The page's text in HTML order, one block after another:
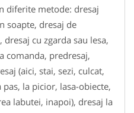
diferite metode: dresaj
soapte, dresaj de
cu zgarda sau lesa,
comanda, predresaj,
(aici, stai, sezi, culcat,
la picior, lasa-obiecte,
labutei, inapoi), dresaj la